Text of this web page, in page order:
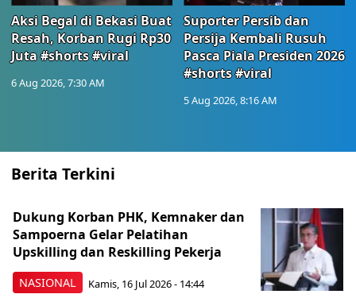
Aksi Begal di Bekasi Buat
Resah, Korban Rugi Rp30
Juta #shorts #viral
6 Aug 2026, 7:30 AM
Suporter Persib dan
Persija Kembali Rusuh
Pasca Piala Presiden 2026
#shorts #viral
5 Aug 2026, 8:16 AM
Berita Terkini
NASIONAL
Dukung Korban PHK, Kemnaker dan
Sampoerna Gelar Pelatihan
Upskilling dan Reskilling Pekerja
Kamis, 16 Jul 2026 - 14:44